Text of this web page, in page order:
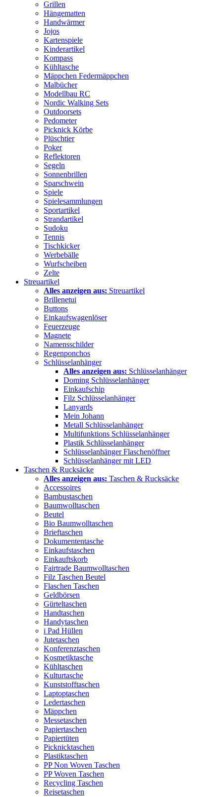
Grillen
Hängematten
Handwärmer
Jojos
Kartenspiele
Kinderartikel
Kompass
Kühltasche
Mäppchen Federmäppchen
Malbücher
Modellbau RC
Nordic Walking Sets
Outdoorsets
Pedometer
Picknick Körbe
Plüschtier
Poker
Reflektoren
Segeln
Sonnenbrillen
Sparschwein
Spiele
Spielesammlungen
Sportartikel
Strandartikel
Sudoku
Tennis
Tischkicker
Werbebälle
Wurfscheiben
Zelte
Streuartikel
Alles anzeigen aus: Streuartikel
Brillenetui
Buttons
Einkaufswagenlöser
Feuerzeuge
Magnete
Namensschilder
Regenponchos
Schlüsselanhänger
Alles anzeigen aus: Schlüsselanhänger
Doming Schlüsselanhänger
Einkaufschip
Filz Schlüsselanhänger
Lanyards
Mein Johann
Metall Schlüsselanhänger
Multifunktions Schlüsselanhänger
Plastik Schlüsselanhänger
Schlüsselanhänger Flaschenöffner
Schlüsselanhänger mit LED
Taschen & Rucksäcke
Alles anzeigen aus: Taschen & Rucksäcke
Accessoires
Bambustaschen
Baumwolltaschen
Beutel
Bio Baumwolltaschen
Brieftaschen
Dokumententasche
Einkaufstaschen
Einkauftskorb
Fairtrade Baumwolltaschen
Filz Taschen Beutel
Flaschen Taschen
Geldbörsen
Gürteltaschen
Handtaschen
Handytaschen
i Pad Hüllen
Jutetaschen
Konferenztaschen
Kosmetiktasche
Kühltaschen
Kulturtasche
Kunststofftaschen
Laptoptaschen
Ledertaschen
Mäppchen
Messetaschen
Papiertaschen
Papiertüten
Picknicktaschen
Plastiktaschen
PP Non Woven Taschen
PP Woven Taschen
Recycling Taschen
Reisetaschen